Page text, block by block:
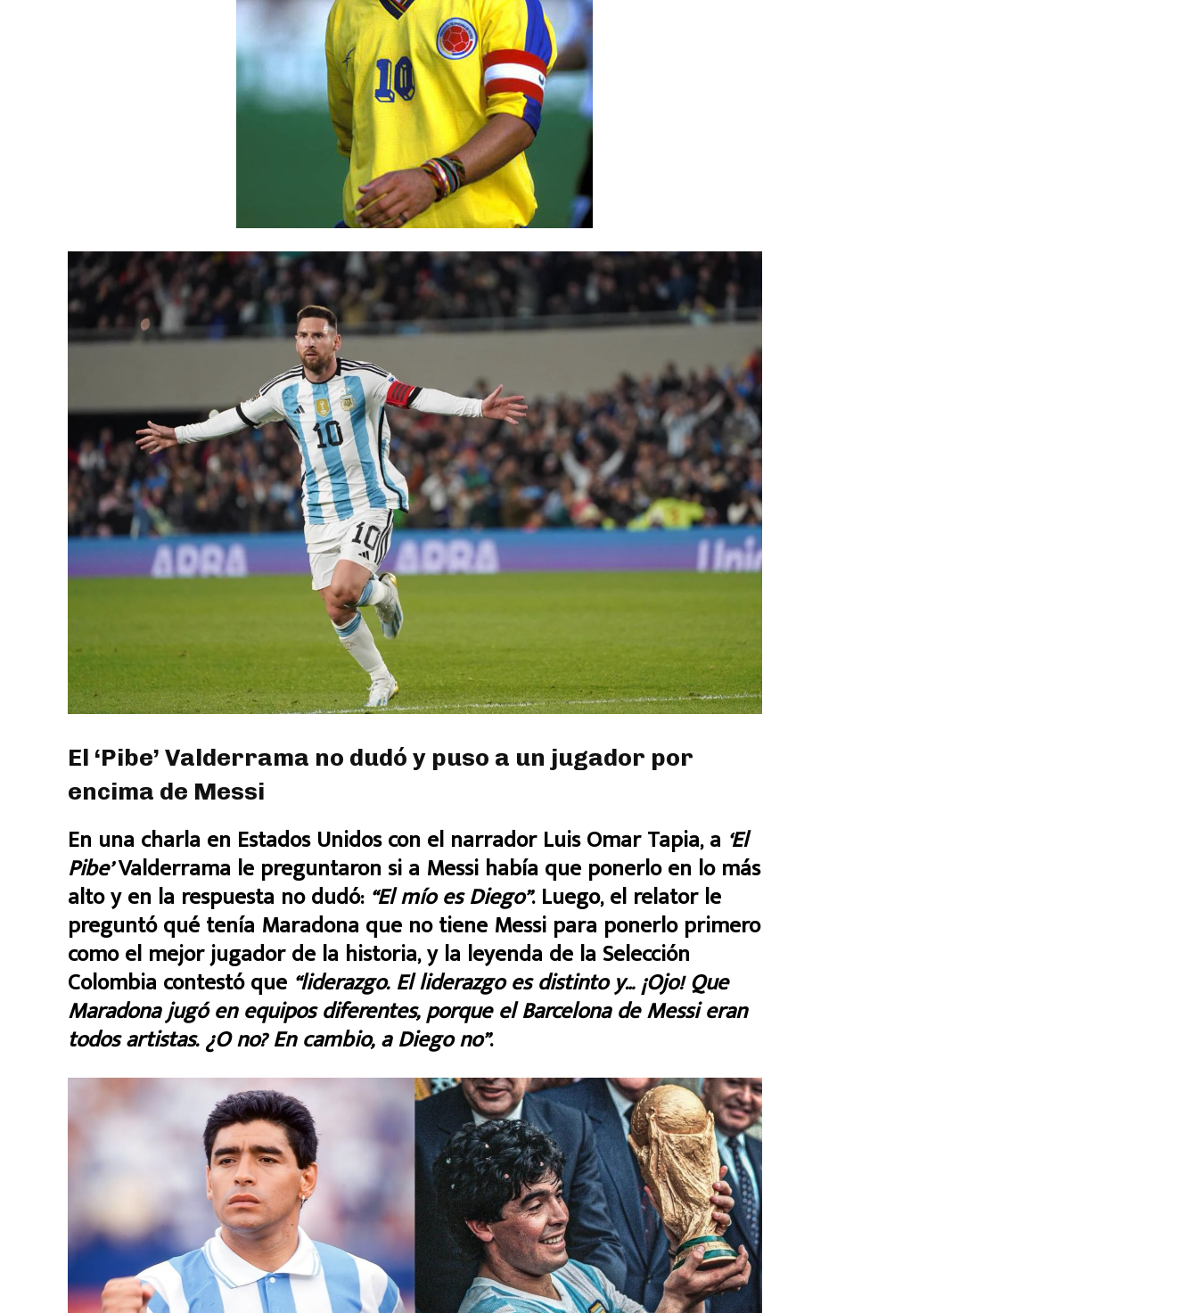
El ‘Pibe’ Valderrama no dudó y puso a un jugador por
encima de Messi
En una charla en Estados Unidos con el narrador Luis Omar Tapia, a ‘El
Pibe’Valderrama le preguntaron si a Messi había que ponerlo en lo más
alto y en la respuesta no dudó: “El mío es Diego”. Luego, el relator le
preguntó qué tenía Maradona que no tiene Messi para ponerlo primero
como el mejor jugador de la historia, y la leyenda de la Selección
Colombia contestó que “liderazgo. El liderazgo es distinto y… ¡Ojo! Que
Maradona jugó en equipos diferentes, porque el Barcelona de Messi eran
todos artistas. ¿O no? En cambio, a Diego no”.